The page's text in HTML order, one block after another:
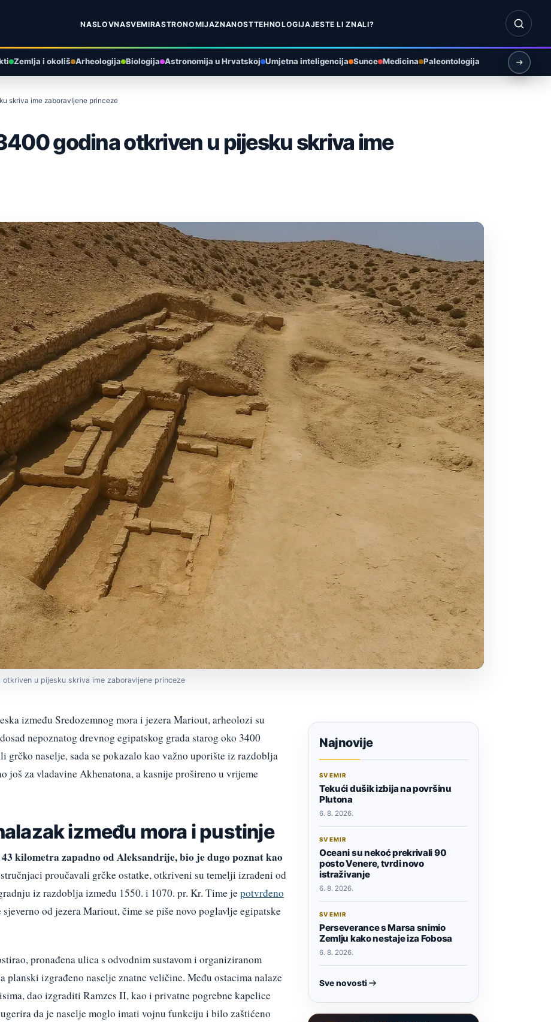
NASLOVNASVEMIRASTRONOMIJAZNANOSTTEHNOLOGIJAJESTE LI ZNALI?
Otvori
Zemlja i okoliš Arheologija Biologija Astronomija u Hrvatskoj Umjetna inteligencija Sunce Medicina Paleontologija
skriva ime zaboravljene princeze
godina otkriven u pijesku skriva ime
u pijesku skriva ime zaboravljene princeze
između Sredozemnog mora i jezera Mariout, arheolozi su
nepoznatog drevnog egipatskog grada starog oko 3400
grčko naselje, sada se pokazalo kao važno uporište iz razdoblja
još za vladavine Akhenatona, a kasnije prošireno u vrijeme
između mora i pustinje
kilometra zapadno od Aleksandrije, bio je dugo poznat kao
proučavali grčke ostatke, otkriveni su temelji izrađeni od
iz razdoblja između 1550. i 1070. pr. Kr. Time jepotvrđeno
od jezera Mariout, čime se piše novo poglavlje egipatske
pronađena ulica s odvodnim sustavom i organiziranom
planski izgrađeno naselje znatne veličine. Među ostacima nalaze
dao izgraditi Ramzes II, kao i privatne pogrebne kapelice
da je naselje moglo imati vojnu funkciju i bilo zaštićeno
Najnovije
SVEMIR
Tekući dušik izbija na površinu
Plutona
6. 8. 2026.
SVEMIR
Oceani su nekoć prekrivali 90
posto Venere, tvrdi novo
istraživanje
6. 8. 2026.
SVEMIR
Perseverance s Marsa snimio
Zemlju kako nestaje iza Fobosa
6. 8. 2026.
Sve novosti